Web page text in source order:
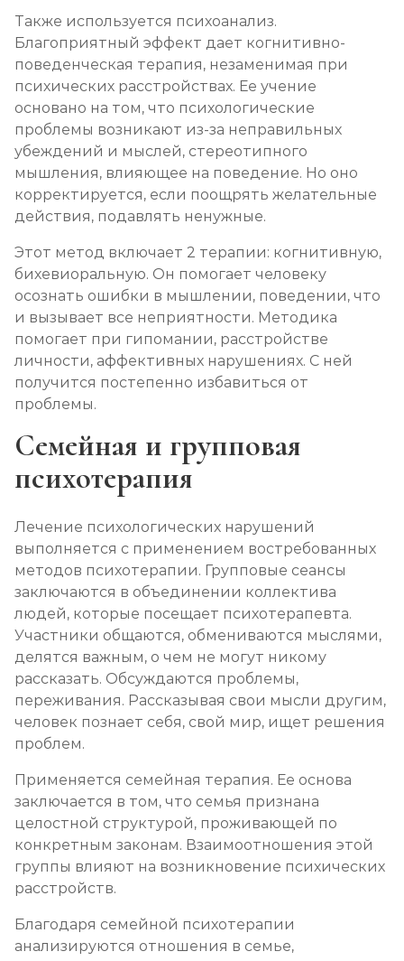
Также используется психоанализ.
Благоприятный эффект дает когнитивно-
поведенческая терапия, незаменимая при
психических расстройствах. Ее учение
основано на том, что психологические
проблемы возникают из-за неправильных
убеждений и мыслей, стереотипного
мышления, влияющее на поведение. Но оно
корректируется, если поощрять желательные
действия, подавлять ненужные.
Этот метод включает 2 терапии: когнитивную,
бихевиоральную. Он помогает человеку
осознать ошибки в мышлении, поведении, что
и вызывает все неприятности. Методика
помогает при гипомании, расстройстве
личности, аффективных нарушениях. С ней
получится постепенно избавиться от
проблемы.
Семейная и групповая
психотерапия
Лечение психологических нарушений
выполняется с применением востребованных
методов психотерапии. Групповые сеансы
заключаются в объединении коллектива
людей, которые посещает психотерапевта.
Участники общаются, обмениваются мыслями,
делятся важным, о чем не могут никому
рассказать. Обсуждаются проблемы,
переживания. Рассказывая свои мысли другим,
человек познает себя, свой мир, ищет решения
проблем.
Применяется семейная терапия. Ее основа
заключается в том, что семья признана
целостной структурой, проживающей по
конкретным законам. Взаимоотношения этой
группы влияют на возникновение психических
расстройств.
Благодаря семейной психотерапии
анализируются отношения в семье,